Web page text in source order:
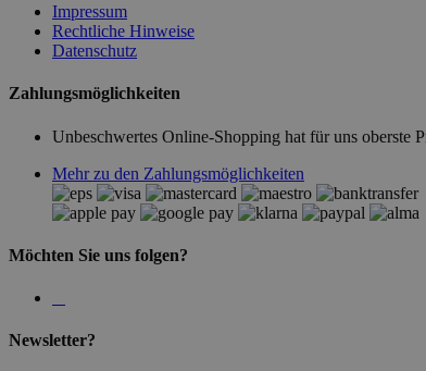
Impressum
Rechtliche Hinweise
Datenschutz
Zahlungsmöglichkeiten
Unbeschwertes Online-Shopping hat für uns oberste
Mehr zu den Zahlungsmöglichkeiten
Möchten Sie uns folgen?
Newsletter?